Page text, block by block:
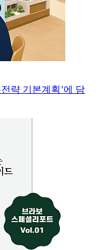
략 기본계획’에 담